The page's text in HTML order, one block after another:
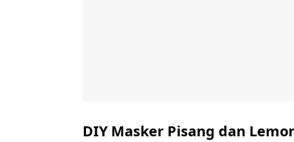
DIY Masker Pisang dan